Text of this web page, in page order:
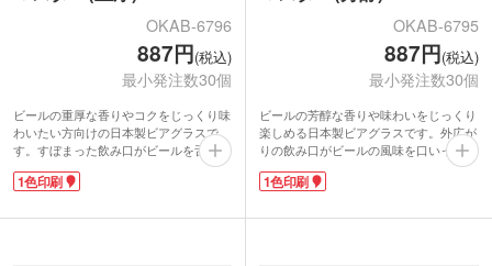
OKAB-6796
887円(税込)
最小発注数30個
ビールの重厚な香りやコクをじっくり味
わいたい方向けの日本製ビアグラスで
す。すぼまった飲み口がビールを舌の真
ん中から奥へ運び、深いコクを引き立て
ます。どっしりとした味わいのスタウト
の容量は350ml缶を泡まで楽しむのにぴ
1色印刷
OKAB-6795
887円(税込)
最小発注数30個
ビールの芳醇な香りや味わいをじっくり
楽しめる日本製ビアグラスです。外広が
りの飲み口がビールの風味を口いっぱい
に広げ、下膨れ形状が香りをほどよく凝
縮。グッドデザイン賞も受賞したこだわ
を泡までしっかり味わえます。香り豊か
1色印刷